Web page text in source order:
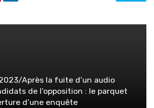
Après la fuite d’un audio
de l’opposition : le parquet
d’une enquête